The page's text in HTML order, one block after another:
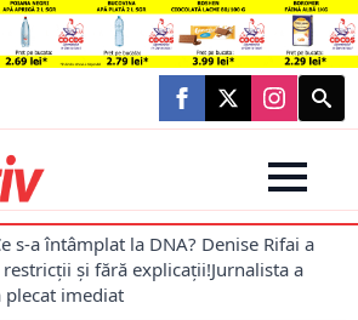
Search
for:
s-a întâmplat la DNA? Denise Rifai a
și fără explicații!Jurnalista a
plecat imediat